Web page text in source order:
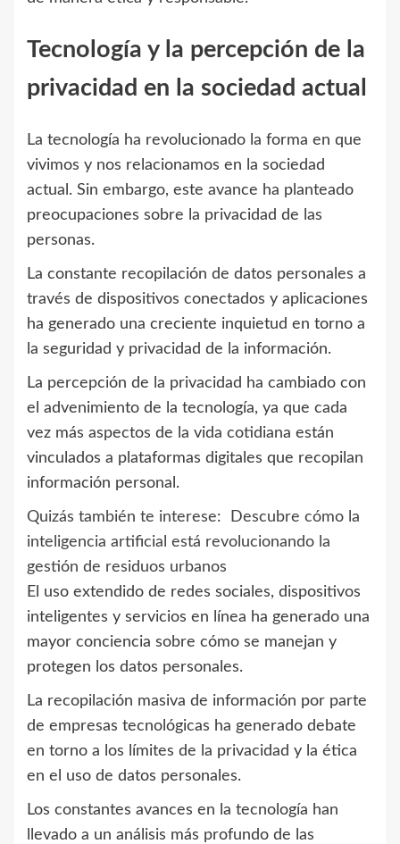
Tecnología y la percepción de la
privacidad en la sociedad actual
La tecnología ha revolucionado la forma en que
vivimos y nos relacionamos en la sociedad
actual. Sin embargo, este avance ha planteado
preocupaciones sobre la privacidad de las
personas.
La constante recopilación de datos personales a
través de dispositivos conectados y aplicaciones
ha generado una creciente inquietud en torno a
la seguridad y privacidad de la información.
La percepción de la privacidad ha cambiado con
el advenimiento de la tecnología, ya que cada
vez más aspectos de la vida cotidiana están
vinculados a plataformas digitales que recopilan
información personal.
Quizás también te interese:
Descubre cómo la
inteligencia artificial está revolucionando la
gestión de residuos urbanos
El uso extendido de redes sociales, dispositivos
inteligentes y servicios en línea ha generado una
mayor conciencia sobre cómo se manejan y
protegen los datos personales.
La recopilación masiva de información por parte
de empresas tecnológicas ha generado debate
en torno a los límites de la privacidad y la ética
en el uso de datos personales.
Los constantes avances en la tecnología han
llevado a un análisis más profundo de las